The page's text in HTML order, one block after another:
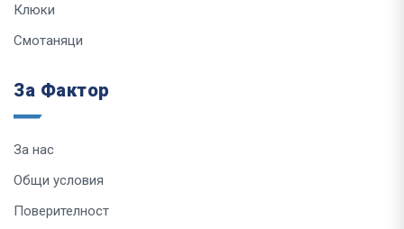
Клюки
Смотаняци
За Фактор
За нас
Общи условия
Поверителност